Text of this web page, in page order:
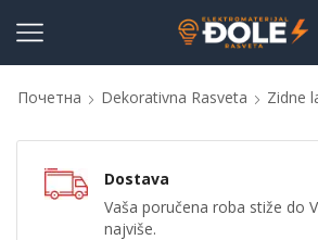
Почетна Dekorativna Rasveta Zidne
Dostava
Vaša poručena roba stiže do
najviše.